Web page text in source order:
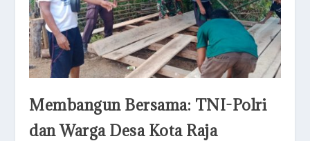
Membangun Bersama: TNI-Polri
dan Warga Desa Kota Raja